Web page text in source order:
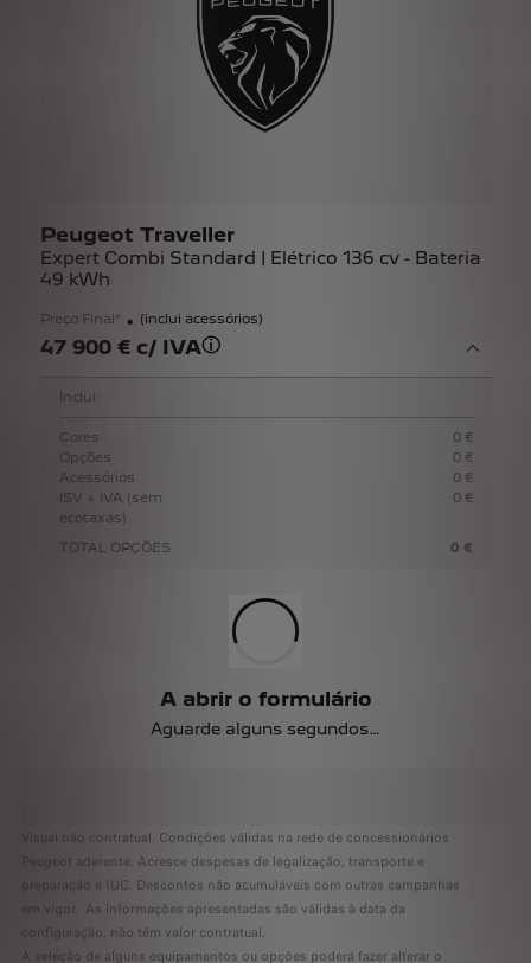
Peugeot Traveller
Expert Combi Standard | Elétrico 136 cv - Bateria
49 kWh
Preço Final* (inclui acessórios)
47 900 € c/ IVA
Inclui:
Cores
0 €
Opções
0 €
Acessórios
0 €
ISV + IVA (sem
ecotaxas)
0 €
TOTAL OPÇÕES 0 €
A abrir o formulário
Aguarde alguns segundos…
Visual não contratual. Condições válidas na rede de concessionários
Peugeot aderente. Acresce despesas de legalização, transporte e
preparação e IUC. Descontos não acumuláveis com outras campanhas
em vigor. As informações apresentadas são válidas à data da
configuração, não têm valor contratual.
A seleção de alguns equipamentos ou opções poderá fazer alterar o